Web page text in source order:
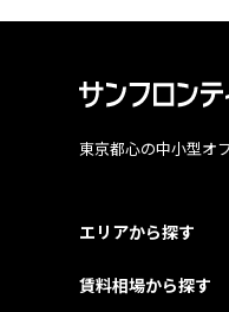
東京都心の中小型オ
エリアから探す
賃料相場から探す